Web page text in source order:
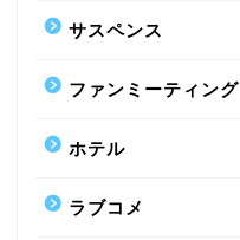
サスペンス
ファンミーティング
ホテル
ラブコメ